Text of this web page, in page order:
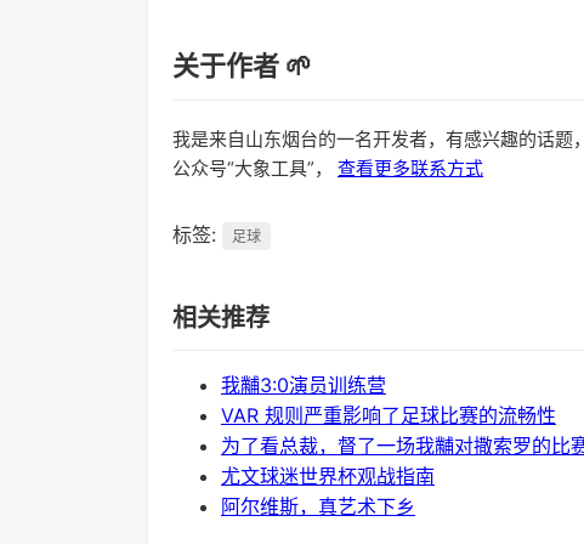
关于作者 🌱
我是来自山东烟台的一名开发者，有感兴趣的话题
公众号“大象工具”， 查看更多联系方式
标签: 足球
相关推荐
我黼3:0演员训练营
VAR 规则严重影响了足球比赛的流畅性
为了看总裁，督了一场我黼对撒索罗的比
尤文球迷世界杯观战指南
阿尔维斯，真艺术下乡